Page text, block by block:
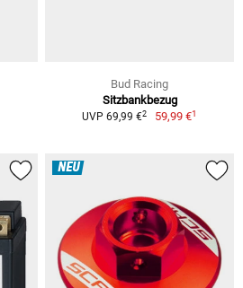
Bud Racing
Sitzbankbezug
UVP 69,99 €2 59,99 €1
NEU